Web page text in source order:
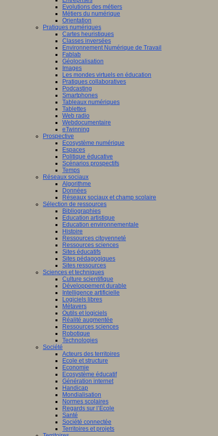
Evolutions des métiers
Métiers du numérique
Orientation
Pratiques numériques
Cartes heuristiques
Classes inversées
Environnement Numérique de Travail
Fablab
Géolocalisation
Images
Les mondes virtuels en éducation
Pratiques collaboratives
Podcasting
Smartphones
Tableaux numériques
Tablettes
Web radio
Webdocumentaire
eTwinning
Prospective
Ecosystème numérique
Espaces
Politique éducative
Scénarios prospectifs
Temps
Réseaux sociaux
Algorithme
Données
Réseaux sociaux et champ scolaire
Sélection de ressources
Bibliographies
Education artistique
Education environnementale
Histoire
Ressources citoyenneté
Ressources sciences
Sites éducatifs
Sites pédagogiques
Sites ressources
Sciences et techniques
Culture scientifique
Développement durable
Intelligence artificielle
Logiciels libres
Métavers
Outils et logiciels
Réalité augmentée
Ressources sciences
Robotique
Technologies
Société
Acteurs des territoires
Ecole et structure
Economie
Ecosystème éducatif
Génération internet
Handicap
Mondialisation
Normes scolaires
Regards sur l’Ecole
Santé
Société connectée
Territoires et projets